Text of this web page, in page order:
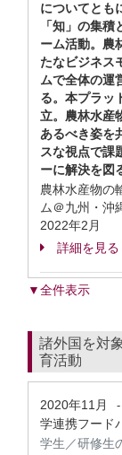
についてとも
「知」の集
ーム活動。農
たなビジネス
ムで全体の運
る。本プラッ
立。農林水産
あるべき姿を
スな視点で課
ーに解決を図
農林水産物の
ム＠九州・沖
2022年2月
詳細を見る
▼全件表示
諸外国を対
育活動
2020年11月 -
学連携フード
学生／研修生